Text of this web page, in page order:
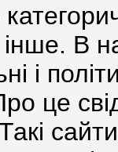
інше. В
і
це